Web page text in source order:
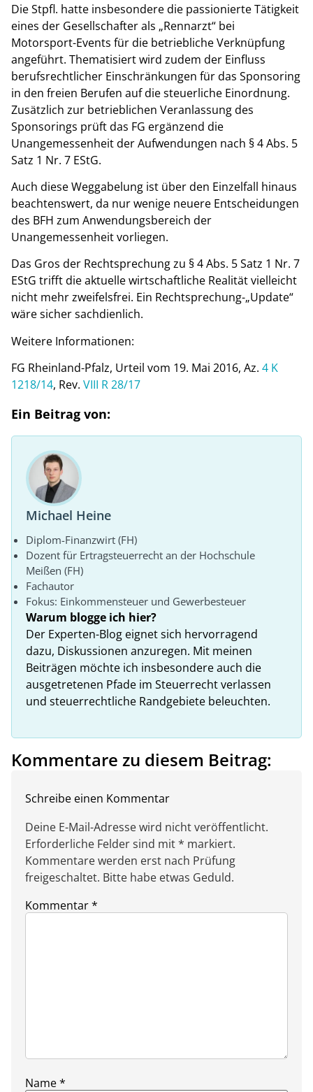
Die Stpfl. hatte insbesondere die passionierte Tätigkeit
eines der Gesellschafter als „Rennarzt“ bei
Motorsport-Events für die betriebliche Verknüpfung
angeführt. Thematisiert wird zudem der Einfluss
berufsrechtlicher Einschränkungen für das Sponsoring
in den freien Berufen auf die steuerliche Einordnung.
Zusätzlich zur betrieblichen Veranlassung des
Sponsorings prüft das FG ergänzend die
Unangemessenheit der Aufwendungen nach § 4 Abs. 5
Satz 1 Nr. 7 EStG.
Auch diese Weggabelung ist über den Einzelfall hinaus
beachtenswert, da nur wenige neuere Entscheidungen
des BFH zum Anwendungsbereich der
Unangemessenheit vorliegen.
Das Gros der Rechtsprechung zu § 4 Abs. 5 Satz 1 Nr. 7
EStG trifft die aktuelle wirtschaftliche Realität vielleicht
nicht mehr zweifelsfrei. Ein Rechtsprechung-„Update“
wäre sicher sachdienlich.
Weitere Informationen:
FG Rheinland-Pfalz, Urteil vom 19. Mai 2016, Az. 4 K
1218/14, Rev. VIII R 28/17
Ein Beitrag von:
Michael Heine
Diplom-Finanzwirt (FH)
Dozent für Ertragsteuerrecht an der Hochschule
Meißen (FH)
Fachautor
Fokus: Einkommensteuer und Gewerbesteuer
Warum blogge ich hier?
Der Experten-Blog eignet sich hervorragend
dazu, Diskussionen anzuregen. Mit meinen
Beiträgen möchte ich insbesondere auch die
ausgetretenen Pfade im Steuerrecht verlassen
und steuerrechtliche Randgebiete beleuchten.
Kommentare zu diesem Beitrag:
Schreibe einen Kommentar
Deine E-Mail-Adresse wird nicht veröffentlicht.
Erforderliche Felder sind mit * markiert.
Kommentare werden erst nach Prüfung
freigeschaltet. Bitte habe etwas Geduld.
Kommentar*
Name*